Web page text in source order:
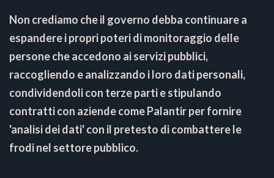
Non crediamo che il governo debba continuare a
espandere i propri poteri di monitoraggio delle
persone che accedono ai servizi pubblici,
raccogliendo e analizzando i loro dati personali,
condividendoli con terze parti e stipulando
contratti con aziende come Palantir per fornire
'analisi dei dati' con il pretesto di combattere le
frodi nel settore pubblico.